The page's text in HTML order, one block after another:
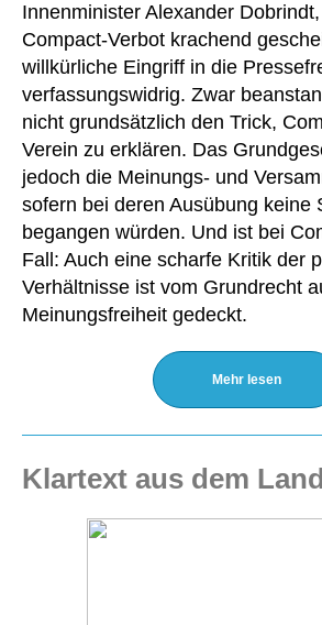
Innenminister Alexander
Compact-Verbot krachend
willkürliche Eingriff in die
verfassungswidrig. Zwar
nicht grundsätzlich den Trick,
Verein zu erklären. Das
jedoch die Meinungs- und
sofern bei deren Ausübung keine
begangen würden. Und ist bei
Fall: Auch eine scharfe Kritik der
Verhältnisse ist vom Grundrecht
Meinungsfreiheit gedeckt.
Mehr lesen
Klartext aus dem